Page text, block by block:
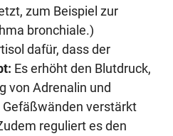
zum Beispiel zur
bronchiale.)
dafür, dass der
Es erhöht den Blutdruck,
von Adrenalin und
verstärkt
reguliert es den